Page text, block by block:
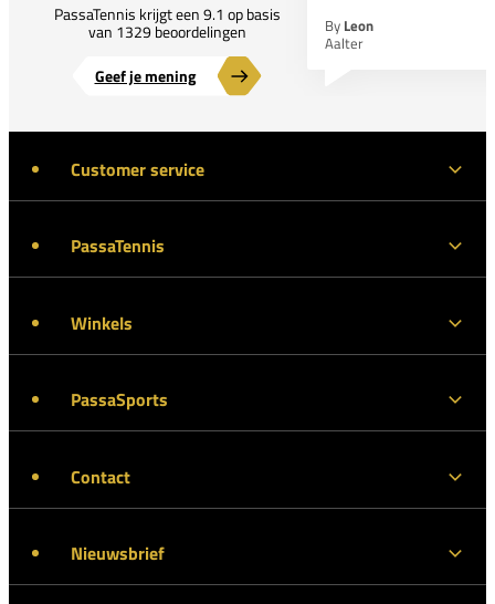
PassaTennis krijgt een 9.1 op basis
van 1329 beoordelingen
Geef je mening
By Leon
Aalter
Customer service
PassaTennis
Winkels
PassaSports
Contact
Nieuwsbrief